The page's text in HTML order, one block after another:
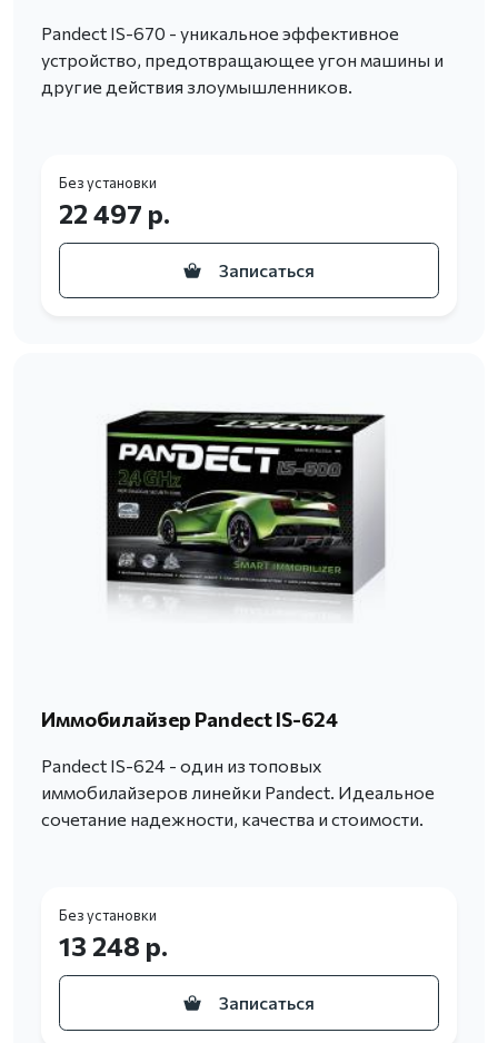
Pandect IS-670 - уникальное эффективное
устройство, предотвращающее угон машины и
другие действия злоумышленников.
Без установки
22 497 р.
Записаться
Иммобилайзер Pandect IS-624
Pandect IS-624 - один из топовых
иммобилайзеров линейки Pandect. Идеальное
сочетание надежности, качества и стоимости.
Без установки
13 248 р.
Записаться